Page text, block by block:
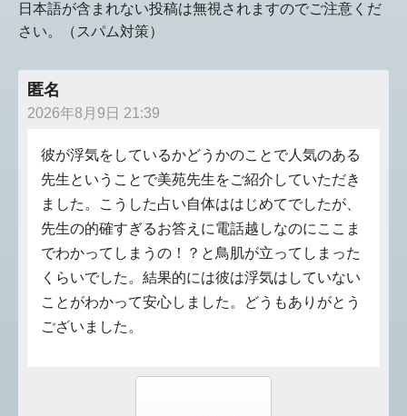
日本語が含まれない投稿は無視されますのでご注意くだ
さい。（スパム対策）
匿名
2026年8月9日 21:39
彼が浮気をしているかどうかのことで人気のある
先生ということで美苑先生をご紹介していただき
ました。こうした占い自体ははじめてでしたが、
先生の的確すぎるお答えに電話越しなのにここま
でわかってしまうの！？と鳥肌が立ってしまった
くらいでした。結果的には彼は浮気はしていない
ことがわかって安心しました。どうもありがとう
ございました。